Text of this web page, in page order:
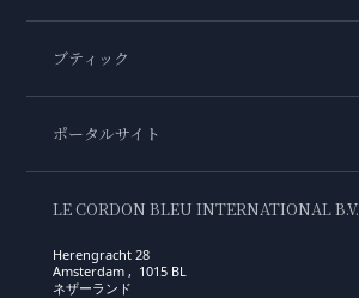
ブティック
ポータルサイト
LE CORDON BLEU INTERNATIONAL B.V.
Herengracht 28
Amsterdam , 1015 BL
ネザーランド